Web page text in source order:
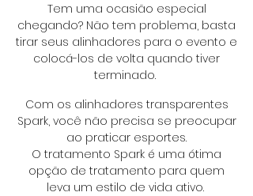
Tem uma ocasião especial
chegando? Não tem problema, basta
tirar seus alinhadores para o evento e
colocá-los de volta quando tiver
terminado.
Com os alinhadores transparentes
Spark, você não precisa se preocupar
ao praticar esportes.
O tratamento Spark é uma ótima
opção de tratamento para quem
leva um estilo de vida ativo.